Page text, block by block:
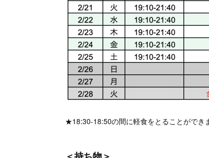
★18:30-18:50の間に軽食をとることができ